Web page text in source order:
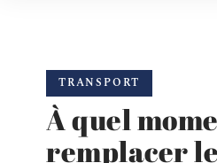
TRANSPORT
À quel
remplacer